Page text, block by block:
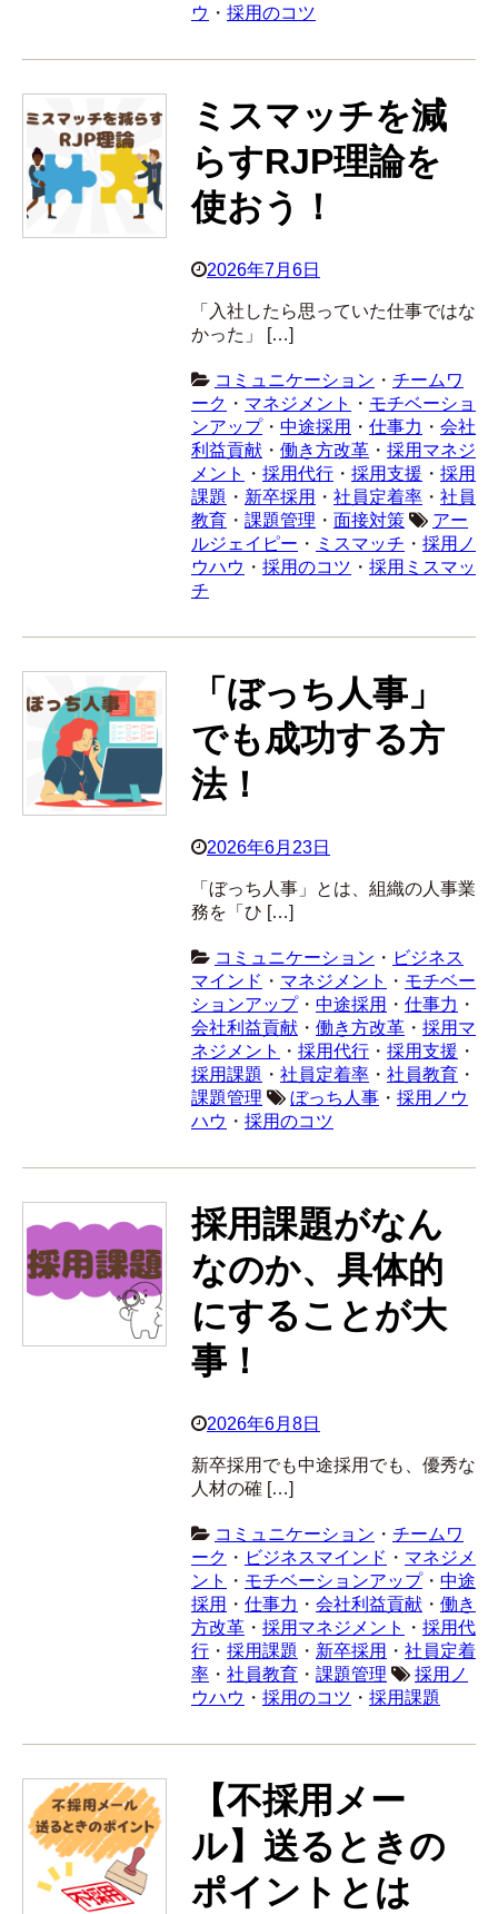
ウ ・ 採用のコツ
ミスマッチを減
らすRJP理論を
使おう！
2026年7月6日
「入社したら思っていた仕事ではな
かった」 […]
コミュニケーション ・ チームワ
ーク ・ マネジメント ・ モチベーショ
ンアップ・ 中途採用 ・ 仕事力 ・ 会社
利益貢献 ・ 働き方改革 ・ 採用マネジ
メント
・ 採用代行 ・ 採用支援 ・ 採用
課題 ・ 新卒採用 ・ 社員定着率 ・ 社員
教育 ・ 課題管理 ・ 面接対策
アー
ルジェイピー ・ ミスマッチ ・ 採用ノ
ウハウ ・ 採用のコツ ・ 採用ミスマッ
チ
「ぼっち人事」
でも成功する方
法！
2026年6月23日
「ぼっち人事」とは、組織の人事業
務を「ひ […]
コミュニケーション ・ ビジネス
マインド ・ マネジメント ・ モチベー
ションアップ・ 中途採用 ・ 仕事力 ・
会社利益貢献 ・ 働き方改革 ・ 採用マ
ネジメント
・ 採用代行 ・ 採用支援 ・
採用課題 ・ 社員定着率 ・ 社員教育 ・
課題管理
ぼっち人事 ・ 採用ノウ
ハウ ・ 採用のコツ
採用課題がなん
なのか、具体的
にすることが大
事！
2026年6月8日
新卒採用でも中途採用でも、優秀な
人材の確 […]
コミュニケーション ・ チームワ
ーク ・ ビジネスマインド ・ マネジメ
ント
・ モチベーションアップ・ 中途
採用 ・ 仕事力 ・ 会社利益貢献 ・ 働き
方改革 ・ 採用マネジメント ・ 採用代
行 ・ 採用課題 ・ 新卒採用 ・ 社員定着
率 ・ 社員教育 ・ 課題管理
採用ノ
ウハウ ・ 採用のコツ ・ 採用課題
【不採用メー
ル】送るときの
ポイントとは